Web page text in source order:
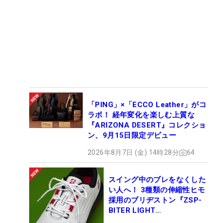
「PING」×「ECCO Leather」がコ
ラボ！ 経年変化を楽しむ上質な
『ARIZONA DESERT』コレクショ
ン、9月15日限定デビュー
2026年8月7日 (金) 14時28分 64
スイング中のブレをなくした
い人へ！ 3種類の伸縮性ヒモ
採用のブリヂストン『ZSP-
BITER LIGHT